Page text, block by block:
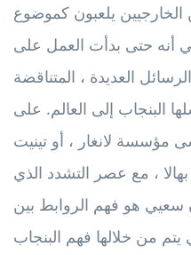
يلعبون كموضوع
أنه حتى بدأت العمل على
العديدة ، المتناقضة
البنجاب إلى العالم. على
مؤسسة لانغار ، أو تينيت
، مع عصر التشدد الذي
سعيي هو فهم الروابط بين
يتم من خلالها فهم البنجاب